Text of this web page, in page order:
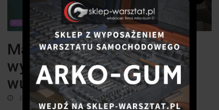
WULKANIZACJA
Materiały wulkanizacyjne
wykorzystywane w
wulkanizacji
18 listopada 2021